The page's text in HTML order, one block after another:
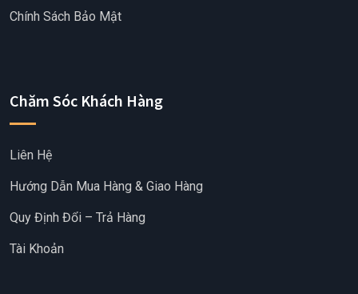
Chính Sách Bảo Mật
Chăm Sóc Khách Hàng
Liên Hệ
Hướng Dẫn Mua Hàng & Giao Hàng
Quy Định Đổi – Trả Hàng
Tài Khoản